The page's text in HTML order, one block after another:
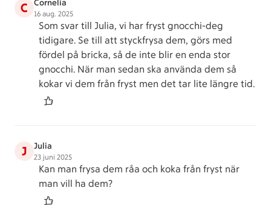
C Cornelia
16 aug. 2025
Som svar till Julia, vi har fryst gnocchi-deg
tidigare. Se till att styckfrysa dem, görs med
fördel på bricka, så de inte blir en enda stor
gnocchi. När man sedan ska använda dem så
kokar vi dem från fryst men det tar lite längre tid.
J Julia
23 juni 2025
Kan man frysa dem råa och koka från fryst när
man vill ha dem?